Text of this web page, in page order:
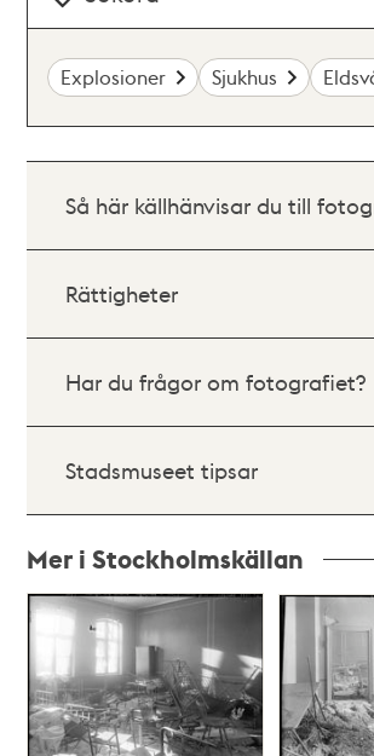
Explosioner Sjukhus
Så här källhänvisar du till
Rättigheter
Har du frågor om fotografiet?
Stadsmuseet tipsar
Mer i Stockholmskällan
Relaterade
poster
teman